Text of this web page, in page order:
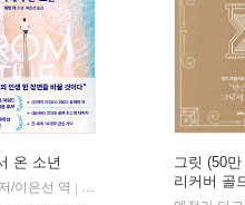
온 소년
/이은선 역 |
그릿 (50
리커버 골